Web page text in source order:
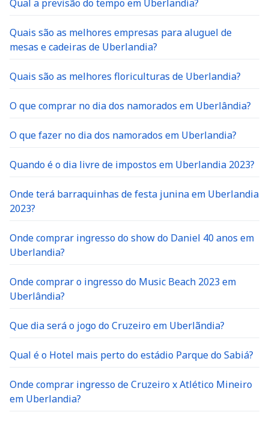
Qual a previsão do tempo em Uberlandia?
Quais são as melhores empresas para aluguel de
mesas e cadeiras de Uberlandia?
Quais são as melhores floriculturas de Uberlandia?
O que comprar no dia dos namorados em Uberlândia?
O que fazer no dia dos namorados em Uberlandia?
Quando é o dia livre de impostos em Uberlandia 2023?
Onde terá barraquinhas de festa junina em Uberlandia
2023?
Onde comprar ingresso do show do Daniel 40 anos em
Uberlandia?
Onde comprar o ingresso do Music Beach 2023 em
Uberlândia?
Que dia será o jogo do Cruzeiro em Uberlãndia?
Qual é o Hotel mais perto do estádio Parque do Sabiá?
Onde comprar ingresso de Cruzeiro x Atlético Mineiro
em Uberlandia?